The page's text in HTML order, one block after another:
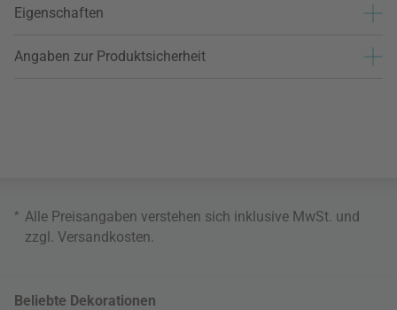
Eigenschaften
Angaben zur Produktsicherheit
* Alle Preisangaben verstehen sich inklusive MwSt. und
zzgl. Versandkosten
Beliebte Dekorationen